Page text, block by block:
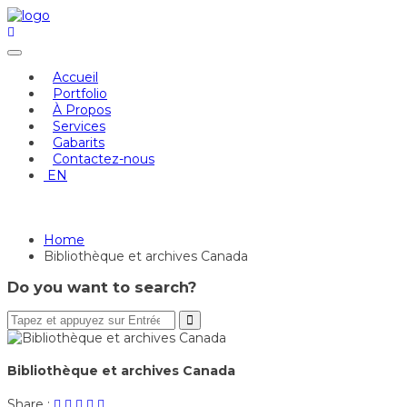
Skip
to
content
Accueil
Portfolio
À Propos
Services
Gabarits
Contactez-nous
EN
Home
Bibliothèque et archives Canada
Do you want to search?
Bibliothèque et archives Canada
Share
Post
Share
Pin